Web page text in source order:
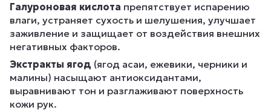
Галуроновая кислота препятствует испарению
влаги, устраняет сухость и шелушения, улучшает
заживление и защищает от воздействия внешних
негативных факторов.
Экстракты ягод (ягод асаи, ежевики, черники и
малины) насыщают антиоксидантами,
выравнивают тон и разглаживают поверхность
кожи рук.